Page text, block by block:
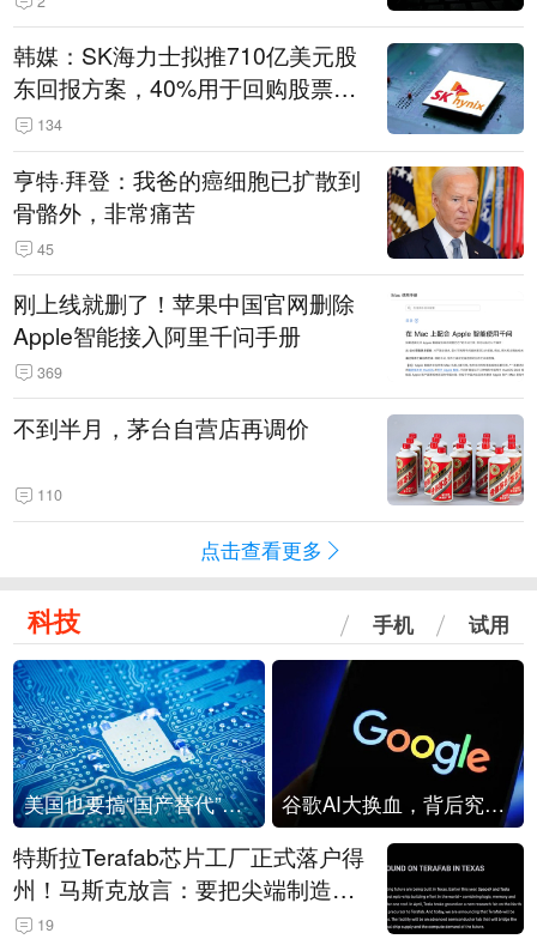
韩媒：SK海力士拟推710亿美元股
东回报方案，40%用于回购股票，
相当于美股发行规模
134
亨特·拜登：我爸的癌细胞已扩散到
骨骼外，非常痛苦
45
刚上线就删了！苹果中国官网删除
Apple智能接入阿里千问手册
369
不到半月，茅台自营店再调价
110
点击查看更多
科技 手机 试用
美国也要搞“国产替代”？先算清三笔账 谷歌AI大换血，背后究竟发生了什么？
特斯拉Terafab芯片工厂正式落户得
州！马斯克放言：要把尖端制造带
回美国
19